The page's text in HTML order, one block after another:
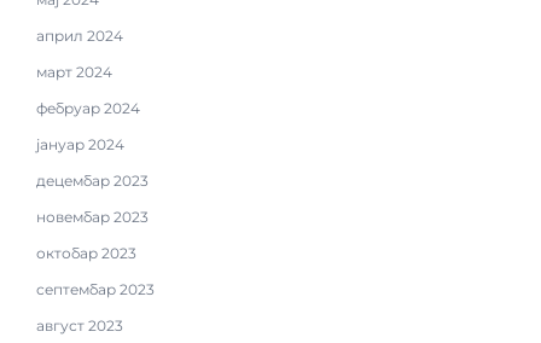
април 2024
март 2024
фебруар 2024
јануар 2024
децембар 2023
новембар 2023
октобар 2023
септембар 2023
август 2023